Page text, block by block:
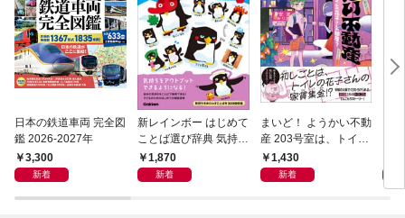
日本の鉄道車両 完全図
鑑 2026-2027年
3,300
新着
新レインボー はじめて
ことば選び辞典 気持ち
のことば
1,870
新着
まいど！ ようかい不動
産 203号室は、トイレ
の花子さんの部屋？
1,430
新着